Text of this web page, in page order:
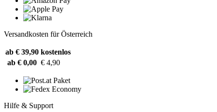
Versandkosten für Österreich
ab € 39,90 kostenlos
ab € 0,00 € 4,90
Hilfe & Support